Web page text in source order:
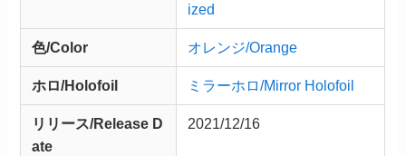
ized
色/Color オレンジ/Orange
ホロ/Holofoil ミラーホロ/Mirror Holofoil
リリース/Release D
ate
2021/12/16